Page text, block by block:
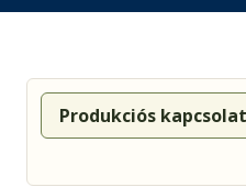
Produkciós